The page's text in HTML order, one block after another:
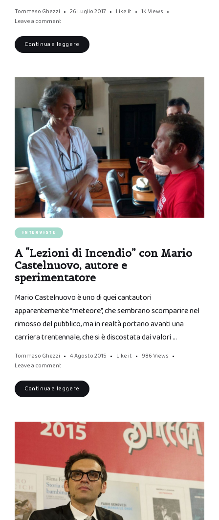
Tommaso Ghezzi 26 Luglio 2017 Like it 1K Views
Leave a comment
Continua a leggere
INTERVISTE
A “Lezioni di Incendio” con Mario
Castelnuovo, autore e
sperimentatore
Mario Castelnuovo è uno di quei cantautori
apparentemente “meteore”, che sembrano scomparire nel
rimosso del pubblico, ma in realtà portano avanti una
carriera trentennale, che si è discostata dai valori …
Tommaso Ghezzi 4 Agosto 2015 Like it 986 Views
Leave a comment
Continua a leggere